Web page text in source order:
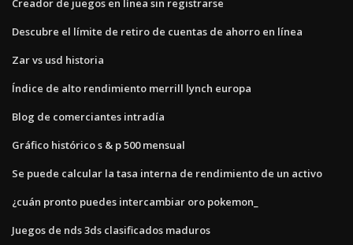
Creador de juegos en línea sin registrarse
Descubre el límite de retiro de cuentas de ahorro en línea
Zar vs usd historia
Índice de alto rendimiento merrill lynch europa
Blog de comerciantes intradía
Gráfico histórico s & p 500 mensual
Se puede calcular la tasa interna de rendimiento de un activo
¿cuán pronto puedes intercambiar oro pokemon_
Juegos de nds 3ds clasificados maduros